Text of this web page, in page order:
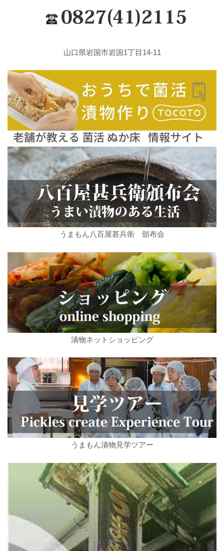
山口県岩国市岩国1丁目14-11
うまもん八百屋甚兵衛 頒布会
漬物ネットショッピング
うまもん漬物見学ツアー